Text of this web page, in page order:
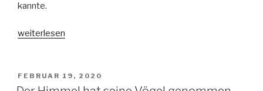
kannte.
„Rebellion
weiterlesen
VERÖFFENTLICHT
AM
FEBRUAR 19, 2020